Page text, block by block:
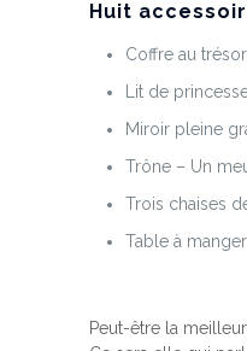
Huit
Coffre au
Lit de
Miroir pleine
Trône – Un
Trois chaises
Table à
Peut-être la